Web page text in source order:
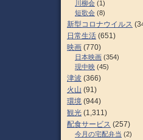
川柳会 (1)
短歌会 (8)
新型コロナウイルス
日常生活 (651)
映画 (770)
日本映画 (354)
現中映 (45)
津波 (366)
火山 (91)
環境 (944)
観光 (1,311)
配食サービス (257)
今月の宅配弁当 (2)